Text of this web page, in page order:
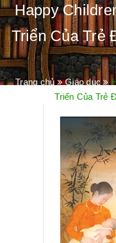
Happy
Triển Của Trẻ
Trang chủ Giáo dục
Triển Của Trẻ